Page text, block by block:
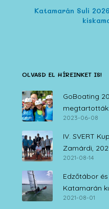
Katamarán Suli
OLVASD EL HÍREINKET IS!
GoBoating
2023-06-08
IV. SVERT
Zamárdi,
2021-08-14
Edzőtábor
Katamarán
2021-08-01